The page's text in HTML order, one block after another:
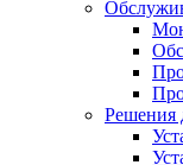
Решения